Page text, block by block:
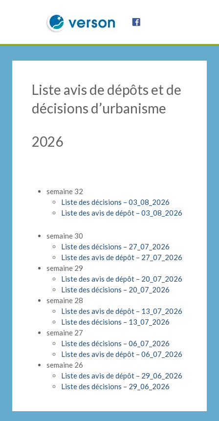
Liste avis de dépôts et de
décisions d’urbanisme
2026
semaine 32
Liste des décisions – 03_08_2026
Liste des avis de dépôt – 03_08_2026
semaine 30
Liste des décisions – 27_07_2026
Liste des avis de dépôt – 27_07_2026
semaine 29
Liste des avis de dépôt – 20_07_2026
Liste des décisions – 20_07_2026
semaine 28
Liste des avis de dépôt – 13_07_2026
Liste des décisions – 13_07_2026
semaine 27
Liste des décisions – 06_07_2026
Liste des avis de dépôt – 06_07_2026
semaine 26
Liste des avis de dépôt – 29_06_2026
Liste des décisions – 29_06_2026